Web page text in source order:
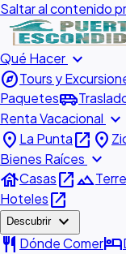
Saltar al contenido
Qué Hacer expand_more
exploreTours y
Paquetesairport_shuttle
Renta Vacacional expand_more
place La Puntaopen_in_new place
Bienes Raíces expand_more
houseCasasopen_in_newlandscape
Hotelesopen_in_new
Descubrir expand_more
restaurant Dónde Comerhotel